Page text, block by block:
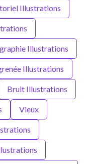
Illustrations
Illustrations
Illustrations
Bruit Illustrations
Vieux